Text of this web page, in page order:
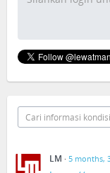
LM · 5 months,